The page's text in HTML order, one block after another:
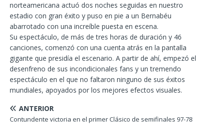
norteamericana actuó dos noches seguidas en nuestro
estadio con gran éxito y puso en pie a un Bernabéu
abarrotado con una increíble puesta en escena.
Su espectáculo, de más de tres horas de duración y 46
canciones, comenzó con una cuenta atrás en la pantalla
gigante que presidía el escenario. A partir de ahí, empezó el
desenfreno de sus incondicionales fans y un tremendo
espectáculo en el que no faltaron ninguno de sus éxitos
mundiales, apoyados por los mejores efectos visuales.
ANTERIOR
Contundente victoria en el primer Clásico de semifinales 97-78